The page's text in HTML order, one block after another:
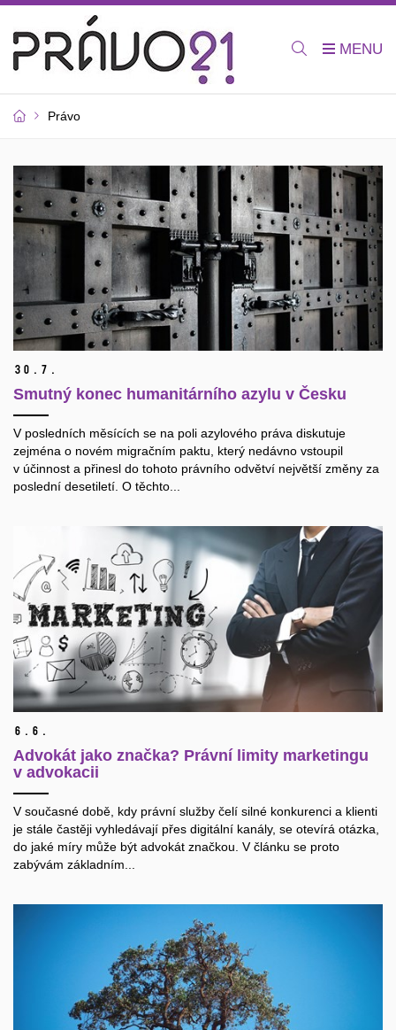
Právo
30. 7.
Smutný konec humanitárního azylu v Česku
V posledních měsících se na poli azylového práva diskutuje
zejména o novém migračním paktu, který nedávno vstoupil
v účinnost a přinesl do tohoto právního odvětví největší změny za
poslední desetiletí. O těchto...
6. 6.
Advokát jako značka? Právní limity marketingu
v advokacii
V současné době, kdy právní služby čelí silné konkurenci a klienti
je stále častěji vyhledávají přes digitální kanály, se otevírá otázka,
do jaké míry může být advokát značkou. V článku se proto
zabývám základním...